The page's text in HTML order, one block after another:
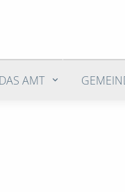
DAS AMT